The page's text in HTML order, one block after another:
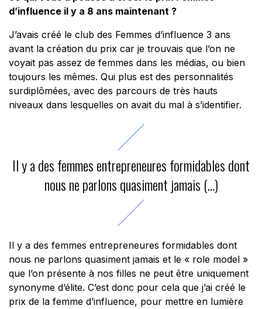
d’influence il y a 8 ans maintenant ?
J’avais créé le club des Femmes d’influence 3 ans
avant la création du prix car je trouvais que l’on ne
voyait pas assez de femmes dans les médias, ou bien
toujours les mêmes. Qui plus est des personnalités
surdiplômées, avec des parcours de très hauts
niveaux dans lesquelles on avait du mal à s’identifier.
Il y a des femmes entrepreneures formidables dont
nous ne parlons quasiment jamais (…)
Il y a des femmes entrepreneures formidables dont
nous ne parlons quasiment jamais et le « role model »
que l’on présente à nos filles ne peut être uniquement
synonyme d’élite. C’est donc pour cela que j’ai créé le
prix de la femme d’influence, pour mettre en lumière